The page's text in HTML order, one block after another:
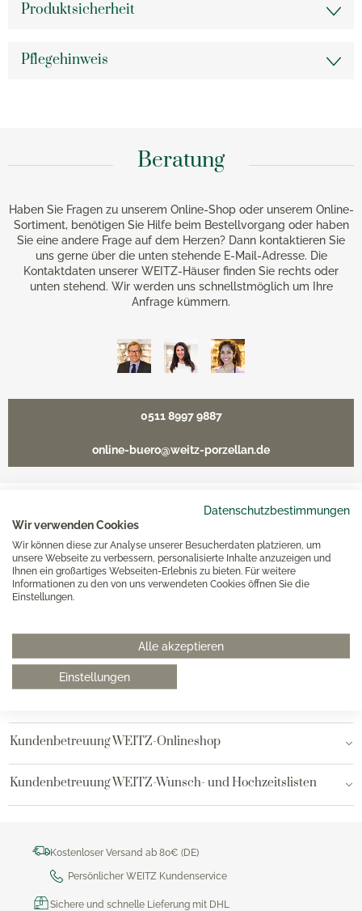
Datenschutzbestimmungen
Wir verwenden Cookies
Wir können diese zur Analyse unserer Besucherdaten platzieren, um
unsere Webseite zu verbessern, personalisierte Inhalte anzuzeigen und
Ihnen ein großartiges Webseiten-Erlebnis zu bieten. Für weitere
Informationen zu den von uns verwendeten Cookies öffnen Sie die
Einstellungen.
Alle akzeptieren
Einstellungen
Produktsicherheit
Pflegehinweis
Beratung
Haben Sie Fragen zu unserem Online-Shop oder unserem Online-
Sortiment, benötigen Sie Hilfe beim Bestellvorgang oder haben
Sie eine andere Frage auf dem Herzen? Dann kontaktieren Sie
uns gerne über die unten stehende E-Mail-Adresse. Die
Kontaktdaten unserer WEITZ-Häuser finden Sie rechts oder
unten stehend. Wir werden uns schnellstmöglich um Ihre
Anfrage kümmern.
0511 8997 9887
online-buero@weitz-porzellan.de
Unsere Häuser
Hannover
Hamburg AEZ
Kundenbetreuung WEITZ-Onlineshop
Kundenbetreuung WEITZ-Wunsch- und Hochzeitslisten
Kostenloser Versand ab 80€ (DE)
Persönlicher WEITZ Kundenservice
Sichere und schnelle Lieferung mit DHL